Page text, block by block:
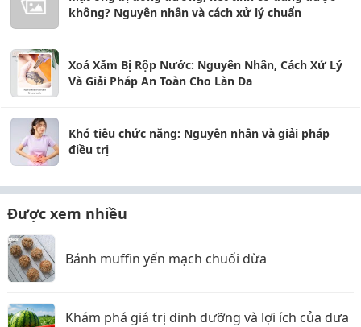
không? Nguyên nhân và cách xử lý chuẩn
Xoá Xăm Bị Rộp Nước: Nguyên Nhân, Cách Xử Lý
Và Giải Pháp An Toàn Cho Làn Da
Khó tiêu chức năng: Nguyên nhân và giải pháp
điều trị
Được xem nhiều
Bánh muffin yến mạch chuối dừa
Khám phá giá trị dinh dưỡng và lợi ích của dưa